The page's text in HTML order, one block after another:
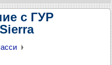
с ГУР